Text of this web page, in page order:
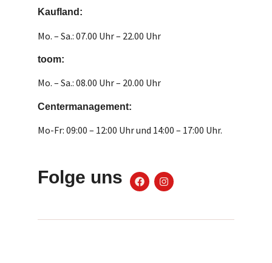
Kaufland:
Mo. – Sa.: 07.00 Uhr – 22.00 Uhr
toom:
Mo. – Sa.: 08.00 Uhr – 20.00 Uhr
Centermanagement:
Mo-Fr: 09:00 – 12:00 Uhr und 14:00 – 17:00 Uhr.
Folge uns